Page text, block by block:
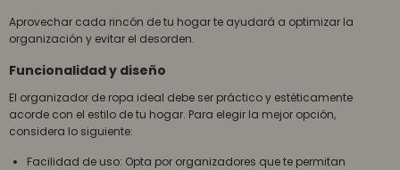
Aprovechar cada rincón de tu hogar te ayudará a optimizar la
organización y evitar el desorden.
Funcionalidad y diseño
El organizador de ropa ideal debe ser práctico y estéticamente
acorde con el estilo de tu hogar. Para elegir la mejor opción,
considera lo siguiente:
Facilidad de uso: Opta por organizadores que te permitan